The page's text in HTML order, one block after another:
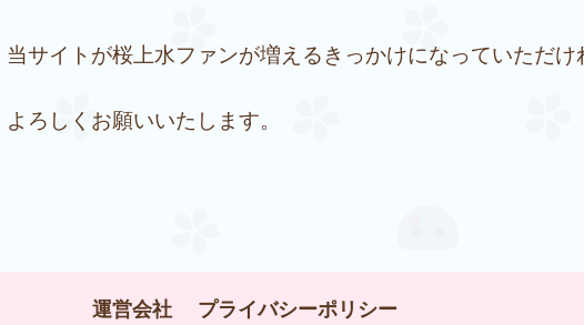
当サイトが桜上水ファンが増えるきっかけになっていただけ
よろしくお願いいたします。
運営会社 プライバシーポリシー